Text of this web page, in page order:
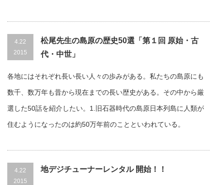
4.22
2015
松尾先生の島原の歴史50選「第１回 原始・古
代・中世」
各地にはそれぞれ長い長い人々の歩みがある。私たちの島原にも
数千、数万年も昔から現在までの長い歴史がある。その中から厳
選した50話を紹介したい。1.旧石器時代の島原日本列島に人類が
住むようになったのは約50万年前のことといわれている。
4.22
2015
地デジチューナーレンタル 開始！！